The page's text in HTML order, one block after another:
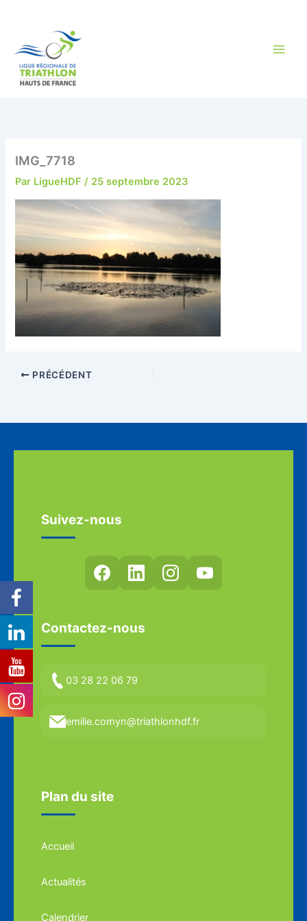
IMG_7718
Par LigueHDF/ 25 septembre 2023
PRÉCÉDENT
Suivez-nous
Contactez-nous
03 28 22 06 79
emilie.comyn@triathlonhdf.fr
Plan du site
Accueil
Actualités
Calendrier